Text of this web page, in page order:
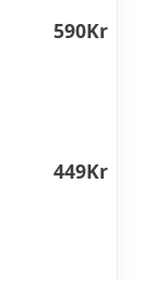
590Kr
449Kr